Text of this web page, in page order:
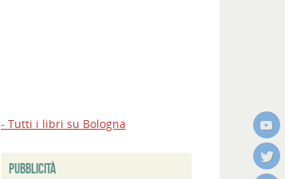
- Tutti i libri su Bologna
PUBBLICITÀ